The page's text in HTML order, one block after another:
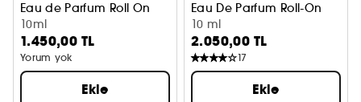
Eau de Parfum Roll On
10ml
1.450,00 TL
Yorum yok
Ekle
Eau De Parfum Roll-On
10 ml
2.050,00 TL
17
Ekle